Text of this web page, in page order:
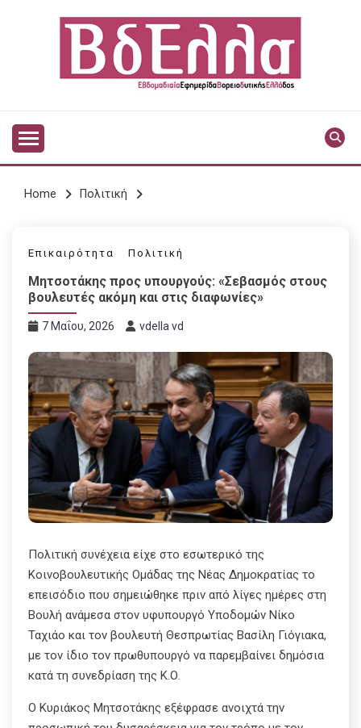
VDELLA
Home Πολιτική
Επικαιρότητα Πολιτική
Μητσοτάκης προς υπουργούς: «Σεβασμός στους
βουλευτές ακόμη και στις διαφωνίες»
7 Μαΐου, 2026 vdella vd
Πολιτική συνέχεια είχε στο εσωτερικό της
Κοινοβουλευτικής Ομάδας της Νέας Δημοκρατίας το
επεισόδιο που σημειώθηκε πριν από λίγες ημέρες στη
Βουλή ανάμεσα στον υφυπουργό Υποδομών Νίκο
Ταχιάο και τον βουλευτή Θεσπρωτίας Βασίλη Γιόγιακα,
με τον ίδιο τον πρωθυπουργό να παρεμβαίνει δημόσια
κατά τη συνεδρίαση της Κ.Ο.
Ο Κυριάκος Μητσοτάκης εξέφρασε ανοιχτά την